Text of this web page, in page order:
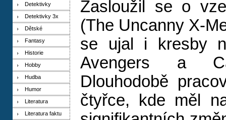
Detektivky
Detektivky 3x
Dětské
Fantasy
Historie
Hobby
Hudba
Humor
Literatura
Literatura faktu
Zasloužil se o
(The Uncanny X-
se ujal i kresby
Avengers a
Dlouhodobě
čtyřce, kde měl